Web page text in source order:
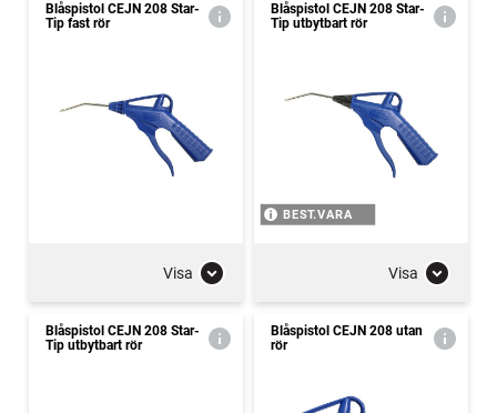
Blåspistol CEJN 208 Star-
Tip fast rör
Visa
Blåspistol CEJN 208 Star-
Tip utbytbart rör
BEST.VARA
Visa
Blåspistol CEJN 208 Star-
Tip utbytbart rör
Blåspistol CEJN 208 utan
rör